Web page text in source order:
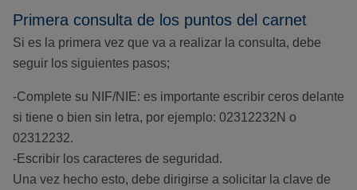
Primera consulta de los puntos del carnet
Si es la primera vez que va a realizar la consulta, debe
seguir los siguientes pasos;
-Complete su NIF/NIE: es importante escribir ceros delante
si tiene o bien sin letra, por ejemplo: 02312232N o
02312232.
-Escribir los caracteres de seguridad.
Una vez hecho esto, debe dirigirse a solicitar la clave de